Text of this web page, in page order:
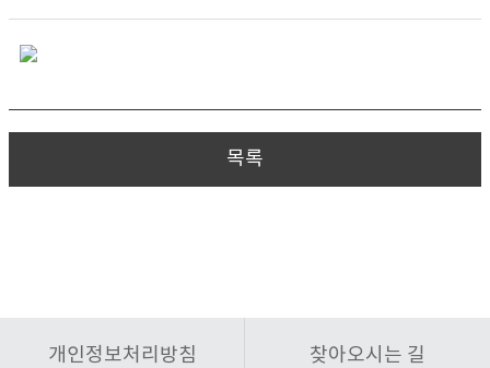
목록
개인정보처리방침 찾아오시는 길